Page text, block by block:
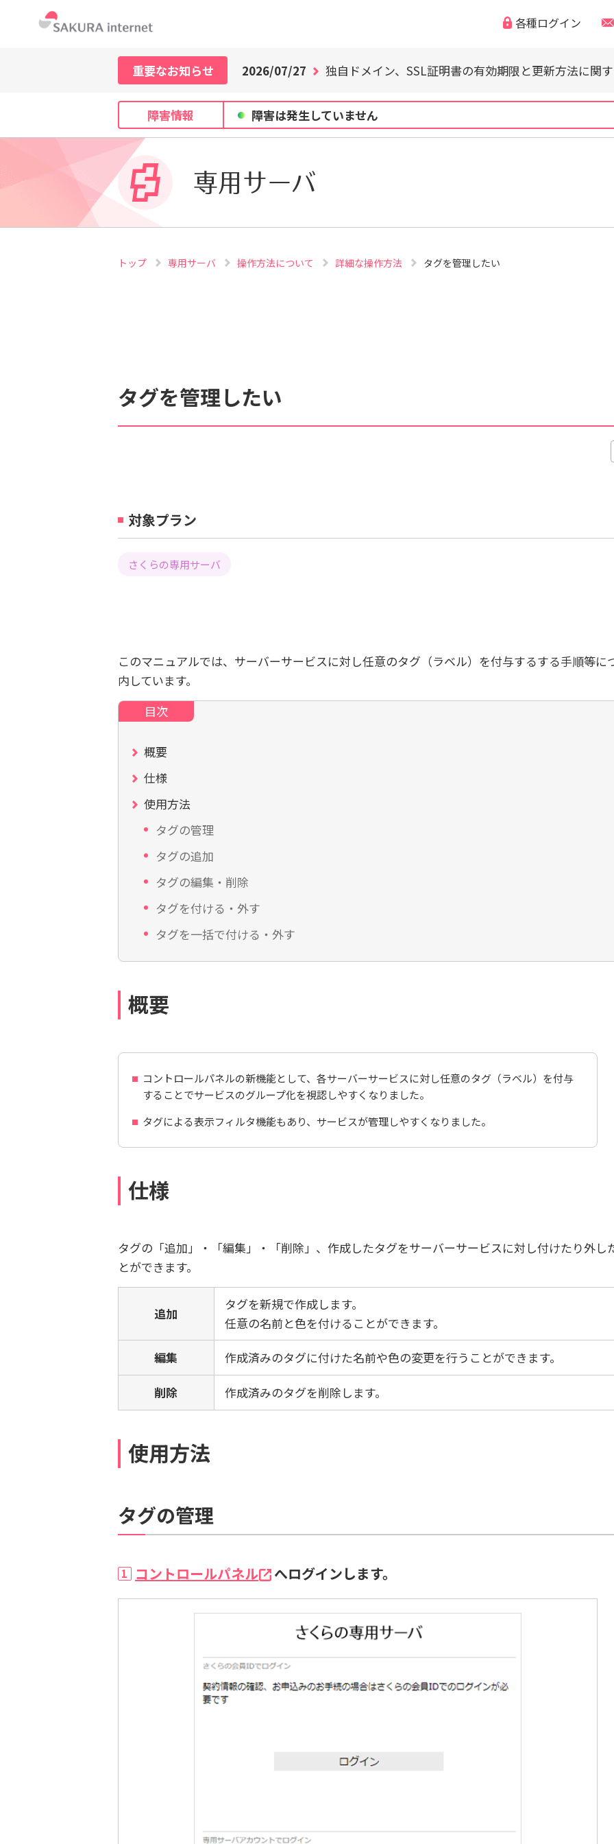
個人情報保護のため、お名前や連絡先、会員IDを入力しないでください。
各種ログイン
重要なお知らせ
「なりすまし・フィッシング詐欺などの迷惑メール」「
2026/07/21
WordPress の脆弱性にご注意ください（CVE-2026-
2026/07/27
独自ドメイン、SSL証明書の有効期限と更新方法に関す
2026/07/21
WordPress の脆弱性にご注意ください（CVE-2026-
障害情報 障害は発生していません
専用サーバ
トップ 専用サーバ 操作方法について 詳細な操作方法 タグを管理したい
タグを管理したい
対象プラン
さくらの専用サーバ
このマニュアルでは、サーバーサービスに対し任意のタグ（ラベル）を付与するする手順等に
内しています。
概要
仕様
使用方法
タグの管理
タグの追加
タグの編集・削除
タグを付ける・外す
タグを一括で付ける・外す
概要
コントロールパネルの新機能として、各サーバーサービスに対し任意のタグ（ラベル）を付与
することでサービスのグループ化を視認しやすくなりました。
タグによる表示フィルタ機能もあり、サービスが管理しやすくなりました。
仕様
タグの「追加」・「編集」・「削除」、作成したタグをサーバーサービスに対し付けたり外し
とができます。
追加
タグを新規で作成します。
任意の名前と色を付けることができます。
編集
作成済みのタグに付けた名前や色の変更を行うことができます。
削除 作成済みのタグを削除します。
使用方法
タグの管理
1 コントロールパネル へログインします。